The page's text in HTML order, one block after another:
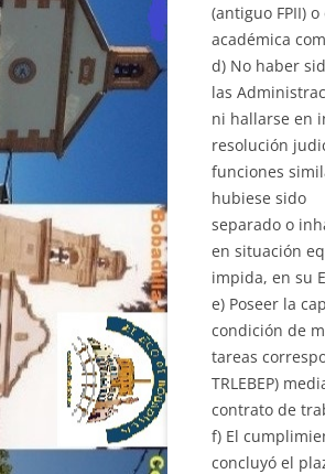
(antiguo FPII)
académica
d) No haber
las
ni hallarse en
resolución
funciones
hubiese sido
separado o
en situación
impida, en su
e) Poseer la
condición de
tareas
TRLEBEP)
contrato de
f) El
concluyó el